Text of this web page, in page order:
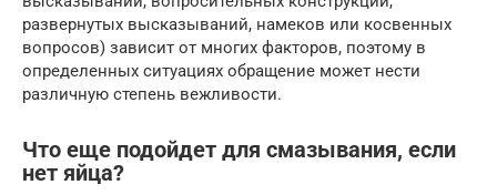
развернутых высказываний, намеков или косвенных
вопросов) зависит от многих факторов, поэтому в
определенных ситуациях обращение может нести
различную степень вежливости.
Что еще подойдет для смазывания, если
нет яйца?